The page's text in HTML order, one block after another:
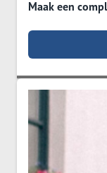
Maak een